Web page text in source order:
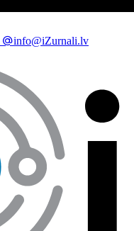
info@iZurnali.lv